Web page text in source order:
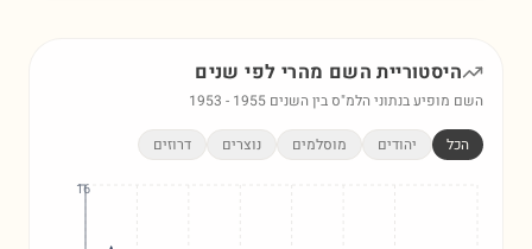
היסטוריית השם מהרי לפי שנים
השם מופיע בנתוני הלמ"ס בין השנים 1953 - 1955
הכל יהודים מוסלמים נוצרים דרוזים
16